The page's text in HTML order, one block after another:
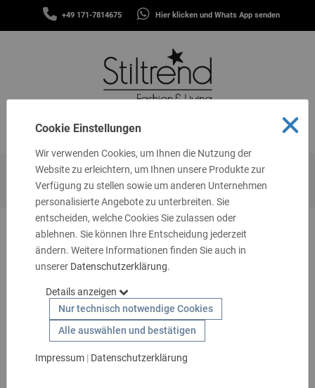
+49 171-7814675 Hier klicken und Whats App senden
MENÜ
SCHALS
STIRNBÄNDER
GUTSCHEINE
TASCHEN
&
MEHR
LIVING
SCHMUCK
SOCKEN
GESCHENKIDEEN
HANDSCHUHE
Startseite Kids Schals & Tücher Jungen
Jungen
Cookie Einstellungen
Wir verwenden Cookies, um Ihnen die Nutzung der
Website zu erleichtern, um Ihnen unsere Produkte zur
Verfügung zu stellen sowie um anderen Unternehmen
personalisierte Angebote zu unterbreiten. Sie
entscheiden, welche Cookies Sie zulassen oder
ablehnen. Sie können Ihre Entscheidung jederzeit
ändern. Weitere Informationen finden Sie auch in
unserer Datenschutzerklärung.
Details anzeigen
Nur technisch notwendige Cookies
Alle auswählen und bestätigen
Impressum| Datenschutzerklärung